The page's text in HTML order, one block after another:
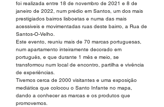
foi realizada entre 18 de novembro de 2021 e 8 de
janeiro de 2022, num prédio em Santos, um dos mais
prestigiados bairros lisboetas e numa das mais
acessíveis e movimentadas ruas deste bairro, a Rua de
Santos-O-Velho.
Este evento, reuniu mais de 70 marcas portuguesas,
num apartamento inteiramente decorado em
português, e que durante 1 mês e meio, se
transformou num local de encontro, partilha e vivência
de experiências.
Tivemos cerca de 2000 visitantes e uma exposição
mediática que colocou o Santo Infante no mapa,
dando a conhecer as marcas e os produtos que
promovemos.